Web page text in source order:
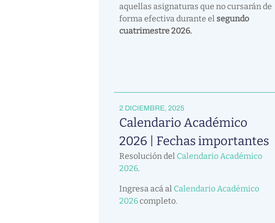
aquellas asignaturas que no cursarán de
forma efectiva durante el segundo
cuatrimestre 2026.
2 DICIEMBRE, 2025
Calendario Académico
2026 | Fechas importantes
Resolución del Calendario Académico
2026.
Ingresa acá al Calendario Académico
2026completo.